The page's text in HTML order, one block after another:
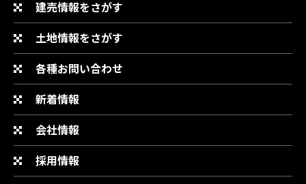
建売情報をさがす
土地情報をさがす
各種お問い合わせ
新着情報
会社情報
採用情報